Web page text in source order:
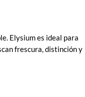
Elysium es ideal para
frescura, distinción y